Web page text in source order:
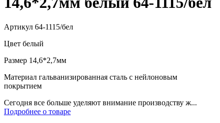
Артикул 64-1115/бел
Цвет белый
Размер 14,6*2,7мм
Материал гальванизированная сталь с нейлоновым
покрытием
Сегодня все больше уделяют внимание производству ж...
Подробнее о товаре